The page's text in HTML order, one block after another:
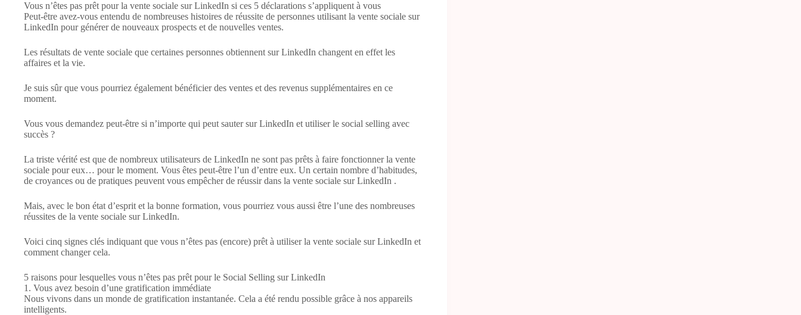
Vous n’êtes pas prêt pour la vente sociale sur LinkedIn si ces 5 déclarations s’appliquent à vous
Peut-être avez-vous entendu de nombreuses histoires de réussite de personnes utilisant la vente sociale sur
LinkedIn pour générer de nouveaux prospects et de nouvelles ventes.
Les résultats de vente sociale que certaines personnes obtiennent sur LinkedIn changent en effet les
affaires et la vie.
Je suis sûr que vous pourriez également bénéficier des ventes et des revenus supplémentaires en ce
moment.
Vous vous demandez peut-être si n’importe qui peut sauter sur LinkedIn et utiliser le social selling avec
succès ?
La triste vérité est que de nombreux utilisateurs de LinkedIn ne sont pas prêts à faire fonctionner la vente
sociale pour eux… pour le moment. Vous êtes peut-être l’un d’entre eux. Un certain nombre d’habitudes,
de croyances ou de pratiques peuvent vous empêcher de réussir dans la vente sociale sur LinkedIn .
Mais, avec le bon état d’esprit et la bonne formation, vous pourriez vous aussi être l’une des nombreuses
réussites de la vente sociale sur LinkedIn.
Voici cinq signes clés indiquant que vous n’êtes pas (encore) prêt à utiliser la vente sociale sur LinkedIn et
comment changer cela.
5 raisons pour lesquelles vous n’êtes pas prêt pour le Social Selling sur LinkedIn
1. Vous avez besoin d’une gratification immédiate
Nous vivons dans un monde de gratification instantanée. Cela a été rendu possible grâce à nos appareils
intelligents.